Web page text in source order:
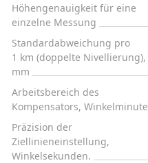
Höhengenauigkeit für eine
einzelne Messung
Standardabweichung pro
1 km (doppelte Nivellierung),
mm
Arbeitsbereich des
Kompensators, Winkelminute
Präzision der
Ziellinieneinstellung,
Winkelsekunden.